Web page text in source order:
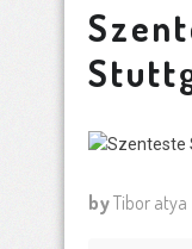
byTibor atya